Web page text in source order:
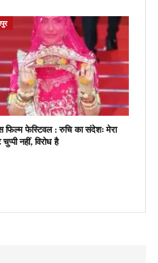
फिल्म फेस्टिवल : रुचि का संदेशः मेरा
नहीं, विरोध है